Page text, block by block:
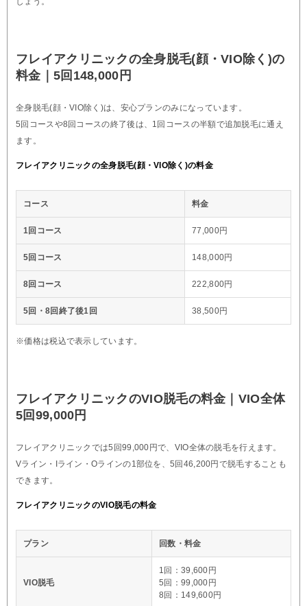
フレイアクリニックの全身脱毛(顔・VIO除く)の
料金｜5回148,000円
全身脱毛(顔・VIO除く)は、安心プランのみになっています。
5回コースや8回コースの終了後は、1回コースの半額で追加脱毛に通え
ます。
フレイアクリニックの全身脱毛(顔・VIO除く)の料金
コース 料金
1回コース 77,000円
5回コース 148,000円
8回コース 222,800円
5回・8回終了後1回 38,500円
※価格は税込で表示しています。
フレイアクリニックのVIO脱毛の料金｜VIO全体
5回99,000円
フレイアクリニックでは5回99,000円で、VIO全体の脱毛を行えます。
Vライン・Iライン・Oラインの1部位を、5回46,200円で脱毛することも
できます。
フレイアクリニックのVIO脱毛の料金
プラン 回数・料金
VIO脱毛
1回：39,600円
5回：99,000円
8回：149,600円